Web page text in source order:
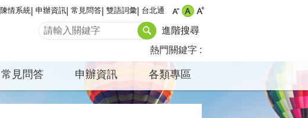
陳情系統 申辦資訊 常見問答 雙語詞彙 台北通
進階搜尋
熱門關鍵字
常見問答 申辦資訊 各類專區